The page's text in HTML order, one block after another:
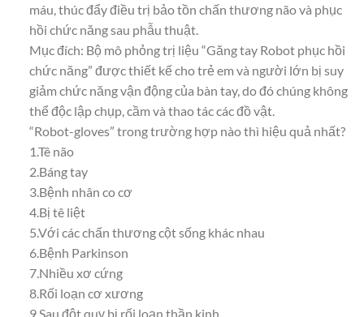
máu, thúc đẩy điều trị bảo tồn chấn thương não và phục
hồi chức năng sau phẫu thuật.
Mục đích: Bộ mô phỏng trị liệu “Găng tay Robot phục hồi
chức năng” được thiết kế cho trẻ em và người lớn bị suy
giảm chức năng vận động của bàn tay, do đó chúng không
thể độc lập chụp, cầm và thao tác các đồ vật.
“Robot-gloves” trong trường hợp nào thì hiệu quả nhất?
1.Tê não
2.Báng tay
3.Bệnh nhân co cơ
4.Bị tê liệt
5.Với các chấn thương cột sống khác nhau
6.Bệnh Parkinson
7.Nhiều xơ cứng
8.Rối loạn cơ xương
9.Sau đột quỵ bị rối loạn thần kinh